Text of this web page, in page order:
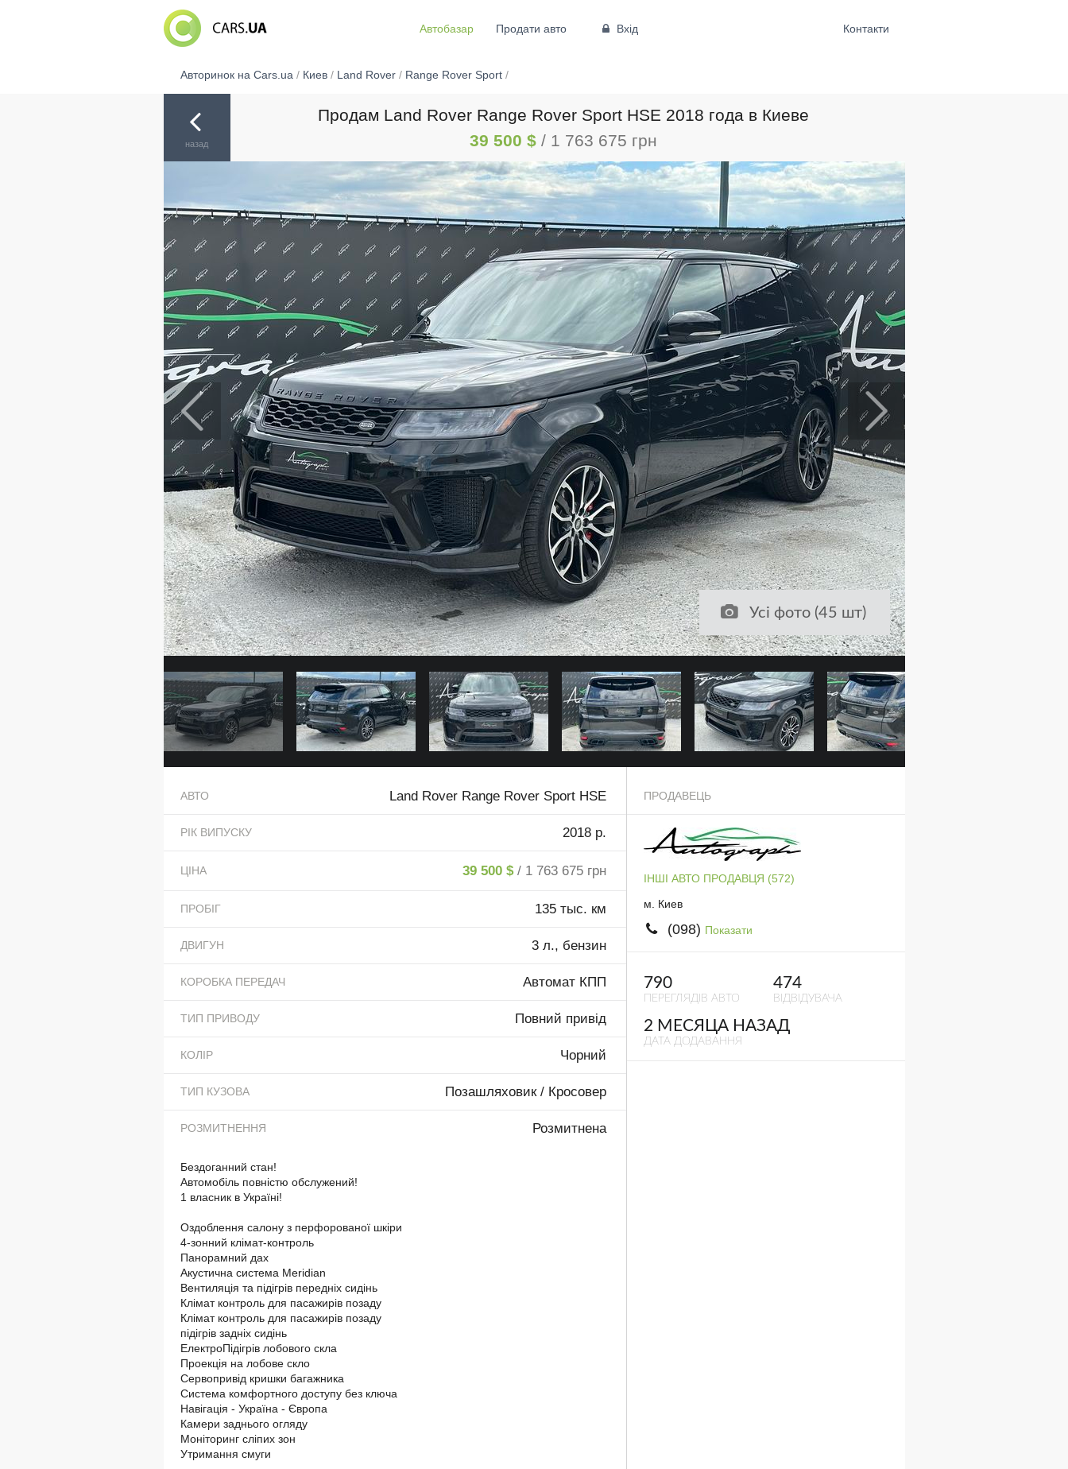
Автобазар Продати авто Вхід Контакти
Авторинок на Cars.ua / Киев/ Land Rover/ Range Rover Sport/
назад
Продам Land Rover Range Rover Sport HSE 2018 года в Киеве
39 500 $ / 1 763 675 грн
Усі фото (45 шт)
АВТО Land Rover Range Rover Sport HSE
РІК ВИПУСКУ 2018 р.
ЦІНА 39 500 $ / 1 763 675 грн
ПРОБІГ 135 тыс. км
ДВИГУН 3 л., бензин
КОРОБКА ПЕРЕДАЧ Автомат КПП
ТИП ПРИВОДУ Повний привід
КОЛІР Чорний
ТИП КУЗОВА Позашляховик / Кросовер
РОЗМИТНЕННЯ Розмитнена
Бездоганний стан!
Автомобіль повністю обслужений!
1 власник в Україні!
Оздоблення салону з перфорованої шкіри
4-зонний клімат-контроль
Панорамний дах
Акустична система Meridian
Вентиляція та підігрів передніх сидінь
Клімат контроль для пасажирів позаду
Клімат контроль для пасажирів позаду
підігрів задніх сидінь
ЕлектроПідігрів лобового скла
Проекція на лобове скло
Сервопривід кришки багажника
Система комфортного доступу без ключа
Навігація - Україна - Європа
Камери заднього огляду
Моніторинг сліпих зон
Утримання смуги
ПРОДАВЕЦЬ
ІНШІ АВТО ПРОДАВЦЯ (572)
м. Киев
(098) Показати
790
ПЕРЕГЛЯДІВ АВТО
474
ВІДВІДУВАЧА
2 МЕСЯЦА НАЗАД
ДАТА ДОДАВАННЯ